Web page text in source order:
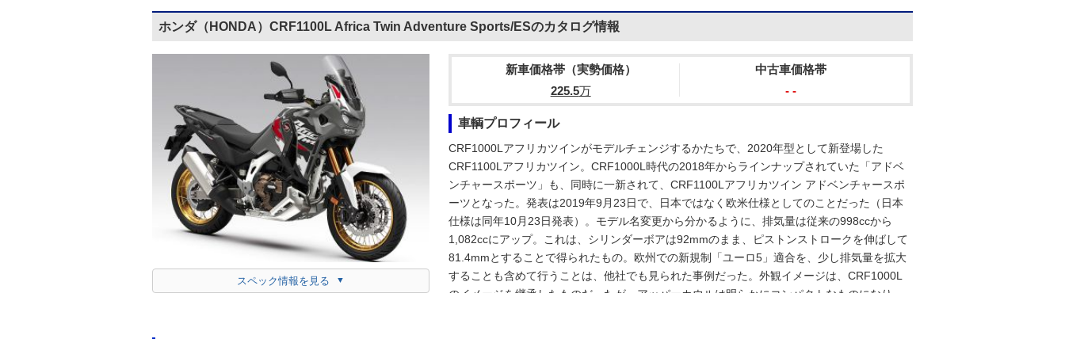
ホンダ（HONDA）CRF1100L Africa Twin Adventure Sports/ESのカタログ情報
スペック情報を見る
新車価格帯（実勢価格）
225.5万
中古車価格帯
- -
車輌プロフィール
CRF1000Lアフリカツインがモデルチェンジするかたちで、2020年型として新登場した
CRF1100Lアフリカツイン。CRF1000L時代の2018年からラインナップされていた「アドベ
ンチャースポーツ」も、同時に一新されて、CRF1100Lアフリカツイン アドベンチャースポ
ーツとなった。発表は2019年9月23日で、日本ではなく欧米仕様としてのことだった（日本
仕様は同年10月23日発表）。モデル名変更から分かるように、排気量は従来の998ccから
1,082ccにアップ。これは、シリンダーボアは92mmのまま、ピストンストロークを伸ばして
81.4mmとすることで得られたもの。欧州での新規制「ユーロ5」適合を、少し排気量を拡大
することも含めて行うことは、他社でも見られた事例だった。外観イメージは、CRF1000L
のイメージを継承したものだったが、アッパーカウルは明らかにコンパクトなものになり、